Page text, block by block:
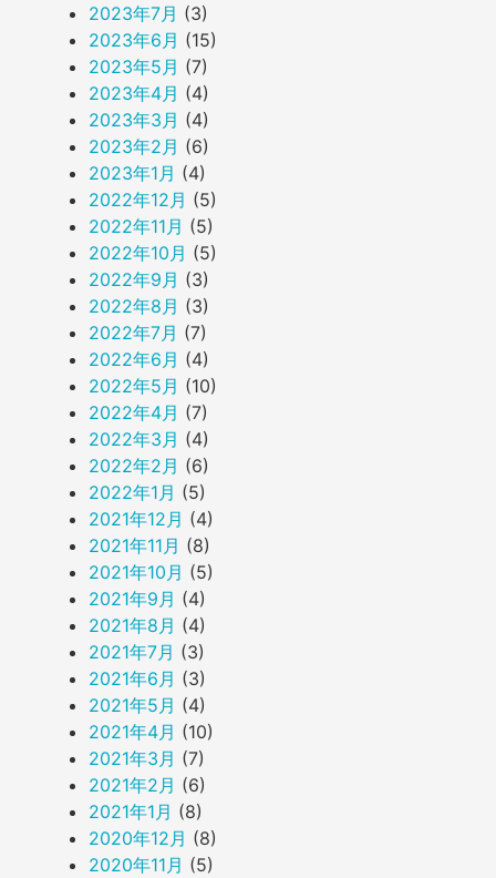
2023年7月 (3)
2023年6月 (15)
2023年5月 (7)
2023年4月 (4)
2023年3月 (4)
2023年2月 (6)
2023年1月 (4)
2022年12月 (5)
2022年11月 (5)
2022年10月 (5)
2022年9月 (3)
2022年8月 (3)
2022年7月 (7)
2022年6月 (4)
2022年5月 (10)
2022年4月 (7)
2022年3月 (4)
2022年2月 (6)
2022年1月 (5)
2021年12月 (4)
2021年11月 (8)
2021年10月 (5)
2021年9月 (4)
2021年8月 (4)
2021年7月 (3)
2021年6月 (3)
2021年5月 (4)
2021年4月 (10)
2021年3月 (7)
2021年2月 (6)
2021年1月 (8)
2020年12月 (8)
2020年11月 (5)